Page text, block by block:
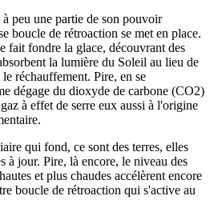
peu une partie de son pouvoir
boucle de rétroaction se met en place.
fait fondre la glace, découvrant des
la lumière du Soleil au lieu de
réchauffement. Pire, en se
dégage du dioxyde de carbone (CO2)
à effet de serre eux aussi à l'origine
qui fond, ce sont des terres, elles
à jour. Pire, là encore, le niveau des
et plus chaudes accélèrent encore
boucle de rétroaction qui s'active au